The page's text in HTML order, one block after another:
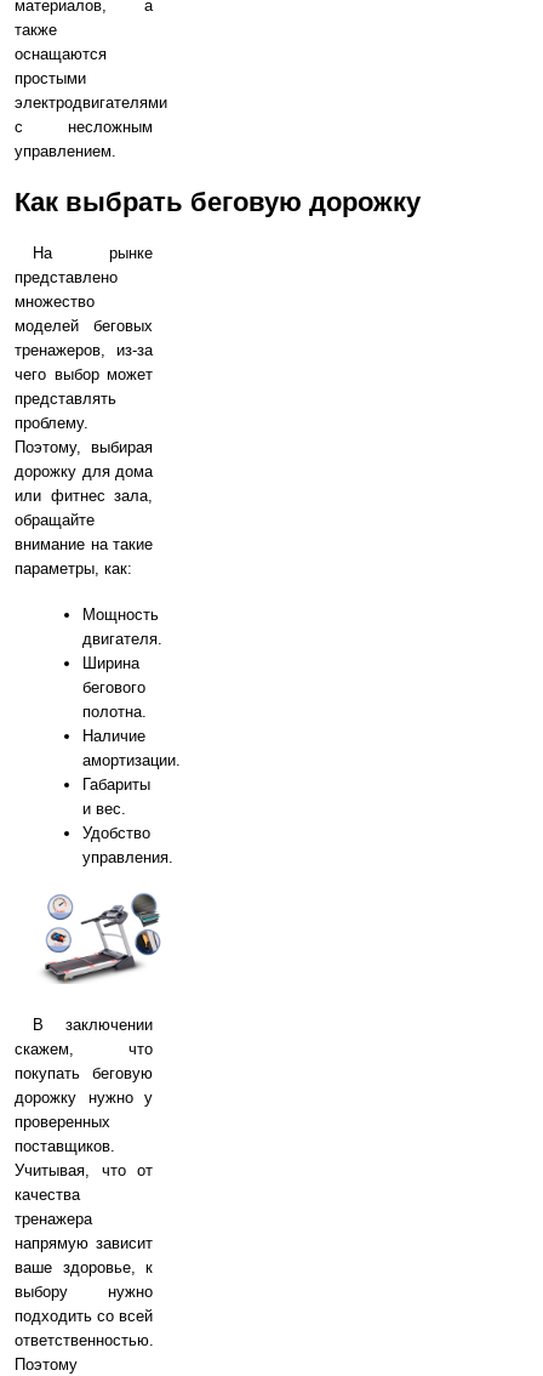
материалов, а
также
оснащаются
простыми
электродвигателями
с несложным
управлением.
Как выбрать беговую дорожку
На рынке
представлено
множество
моделей беговых
тренажеров, из-за
чего выбор может
представлять
проблему.
Поэтому, выбирая
дорожку для дома
или фитнес зала,
обращайте
внимание на такие
параметры, как:
Мощность
двигателя.
Ширина
бегового
полотна.
Наличие
амортизации.
Габариты
и вес.
Удобство
управления.
В заключении
скажем, что
покупать беговую
дорожку нужно у
проверенных
поставщиков.
Учитывая, что от
качества
тренажера
напрямую зависит
ваше здоровье, к
выбору нужно
подходить со всей
ответственностью.
Поэтому